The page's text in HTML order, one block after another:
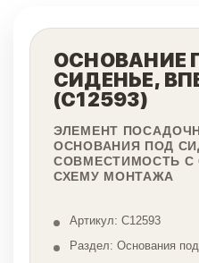
ОСНОВАНИЕ
СИДЕНЬЕ,
(C12593)
ЭЛЕМЕНТ
ОСНОВАНИЯ ПОД
СОВМЕСТИМОСТЬ С
СХЕМУ МОНТАЖА
Артикул: C12593
Раздел: Основания